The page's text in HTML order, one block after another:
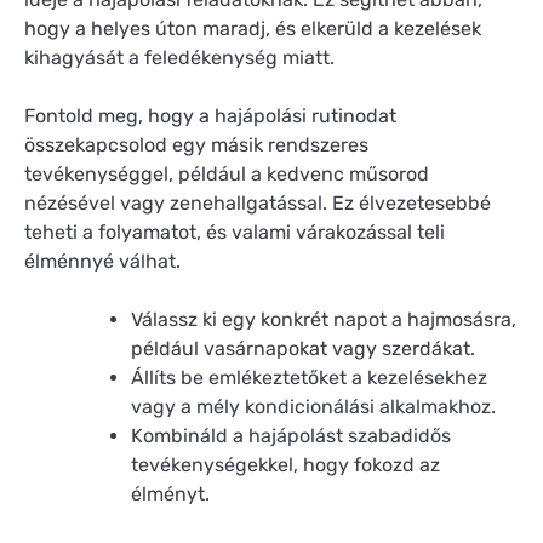
hogy a helyes úton maradj, és elkerüld a kezelések
kihagyását a feledékenység miatt.
Fontold meg, hogy a hajápolási rutinodat
összekapcsolod egy másik rendszeres
tevékenységgel, például a kedvenc műsorod
nézésével vagy zenehallgatással. Ez élvezetesebbé
teheti a folyamatot, és valami várakozással teli
élménnyé válhat.
Válassz ki egy konkrét napot a hajmosásra,
például vasárnapokat vagy szerdákat.
Állíts be emlékeztetőket a kezelésekhez
vagy a mély kondicionálási alkalmakhoz.
Kombináld a hajápolást szabadidős
tevékenységekkel, hogy fokozd az
élményt.